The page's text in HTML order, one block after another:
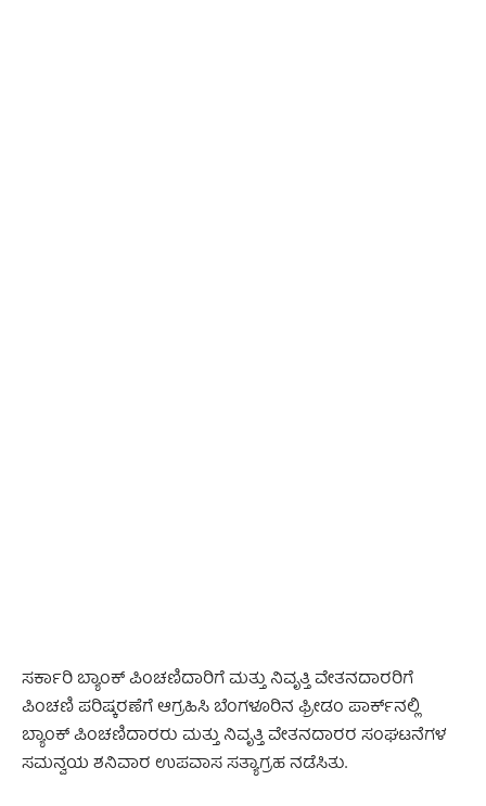
ಸರ್ಕಾರಿ ಬ್ಯಾಂಕ್ ಪಿಂಚಣಿದಾರಿಗೆ ಮತ್ತು ನಿವೃತ್ತಿ ವೇತನದಾರರಿಗೆ
ಪಿಂಚಣಿ ಪರಿಷ್ಕರಣೆಗೆ ಆಗ್ರಹಿಸಿ ಬೆಂಗಳೂರಿನ ಫ್ರೀಡಂ ಪಾರ್ಕ್‌ನಲ್ಲಿ
ಬ್ಯಾಂಕ್ ಪಿಂಚಣಿದಾರರು ಮತ್ತು ನಿವೃತ್ತಿ ವೇತನದಾರರ ಸಂಘಟನೆಗಳ
ಸಮನ್ವಯ ಶನಿವಾರ ಉಪವಾಸ ಸತ್ಯಾಗ್ರಹ ನಡೆಸಿತು.